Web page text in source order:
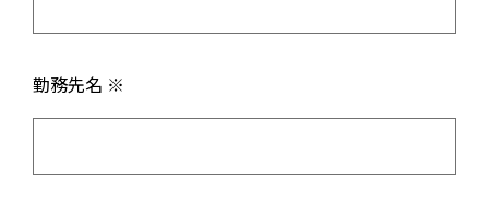
勤務先名 ※